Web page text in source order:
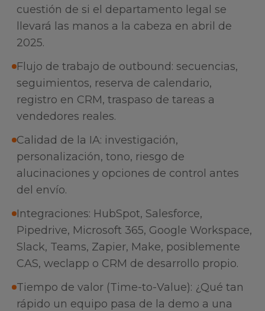
cuestión de si el departamento legal se
llevará las manos a la cabeza en abril de
2025.
Flujo de trabajo de outbound: secuencias,
seguimientos, reserva de calendario,
registro en CRM, traspaso de tareas a
vendedores reales.
Calidad de la IA: investigación,
personalización, tono, riesgo de
alucinaciones y opciones de control antes
del envío.
Integraciones: HubSpot, Salesforce,
Pipedrive, Microsoft 365, Google Workspace,
Slack, Teams, Zapier, Make, posiblemente
CAS, weclapp o CRM de desarrollo propio.
Tiempo de valor (Time-to-Value): ¿Qué tan
rápido un equipo pasa de la demo a una